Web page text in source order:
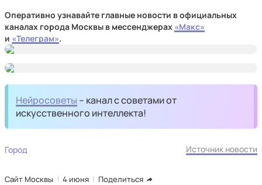
Оперативно узнавайте главные новости в официальных
каналах города Москвы в мессенджерах «Макс»
и «Телеграм».
Нейросоветы – канал с советами от
искусственного интеллекта!
Город Источник новости
Сайт Москвы 4 июня Поделиться